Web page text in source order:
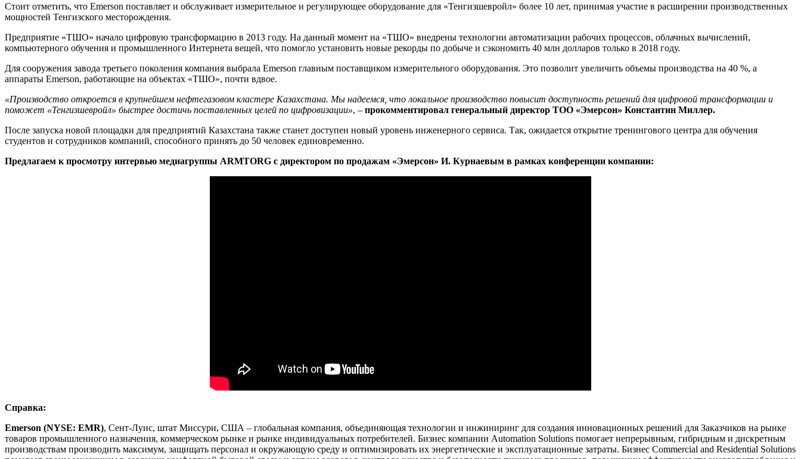
Стоит отметить, что Emerson поставляет и обслуживает измерительное и регулирующее оборудование для «Тенгизшевройл» более 10 лет, принимая участие в расширении производственных
мощностей Тенгизского месторождения.
Предприятие «ТШО» начало цифровую трансформацию в 2013 году. На данный момент на «ТШО» внедрены технологии автоматизации рабочих процессов, облачных вычислений,
компьютерного обучения и промышленного Интернета вещей, что помогло установить новые рекорды по добыче и сэкономить 40 млн долларов только в 2018 году.
Для сооружения завода третьего поколения компания выбрала Emerson главным поставщиком измерительного оборудования. Это позволит увеличить объемы производства на 40 %, а
аппараты Emerson, работающие на объектах «ТШО», почти вдвое.
«Производство откроется в крупнейшем нефтегазовом кластере Казахстана. Мы надеемся, что локальное производство повысит доступность решений для цифровой трансформации и
поможет «Тенгизшевройл» быстрее достичь поставленных целей по цифровизации», – прокомментировал генеральный директор ТОО «Эмерсон» Константин Миллер.
После запуска новой площадки для предприятий Казахстана также станет доступен новый уровень инженерного сервиса. Так, ожидается открытие тренингового центра для обучения
студентов и сотрудников компаний, способного принять до 50 человек единовременно.
Предлагаем к просмотру интервью медиагруппы ARMTORG с директором по продажам «Эмерсон» И. Курнаевым в рамках конференции компании:
Справка:
Emerson (NYSE: EMR), Сент-Луис, штат Миссури, США – глобальная компания, объединяющая технологии и инжиниринг для создания инновационных решений для Заказчиков на рынке
товаров промышленного назначения, коммерческом рынке и рынке индивидуальных потребителей. Бизнес компании Automation Solutions помогает непрерывным, гибридным и дискретным
производствам производить максимум, защищать персонал и окружающую среду и оптимизировать их энергетические и эксплуатационные затраты. Бизнес Commercial and Residential Solutions